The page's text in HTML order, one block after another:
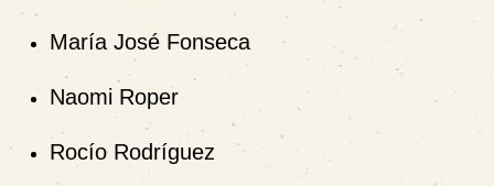
María José Fonseca
Naomi Roper
Rocío Rodríguez